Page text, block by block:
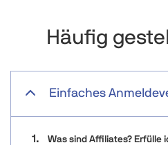
Häufig
Einfaches
Was sind Affiliates? Erfülle